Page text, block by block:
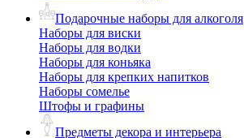
Подарочные наборы для алкоголя
Наборы для виски
Наборы для водки
Наборы для коньяка
Наборы для крепких напитков
Наборы сомелье
Штофы и графины
Предметы декора и интерьера